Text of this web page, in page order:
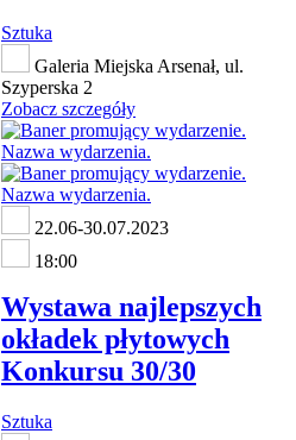
Sztuka
Galeria Miejska Arsenał, ul.
Szyperska 2
Zobacz szczegóły
22.06-30.07.2023
18:00
Wystawa najlepszych
okładek płytowych
Konkursu 30/30
Sztuka